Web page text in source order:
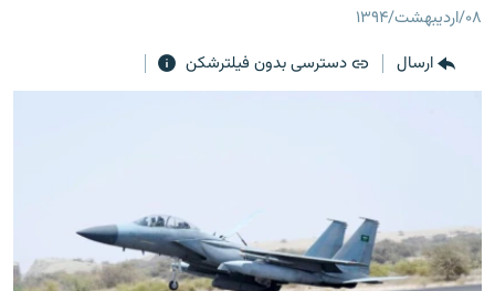
صفحه
جستجوبرنامه‌های رادیویی
پادکست
چندرسانه‌ای
به ما بپیوندید
۰۸/اردیبهشت/۱۳۹۴
ارسال
دسترسی بدون فیلترشکن